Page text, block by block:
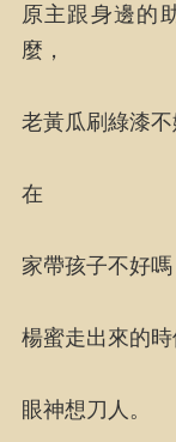
原主跟身邊的
麼，
老黃瓜刷綠漆不
在
家帶孩子不好嗎
楊蜜走出來的時
眼神想刀人。